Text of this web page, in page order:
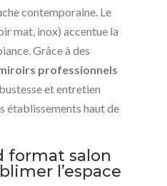
contemporaine. Le
mat, inox) accentue la
Grâce à des
professionnels
et entretien
établissements haut de
format salon
l’espace